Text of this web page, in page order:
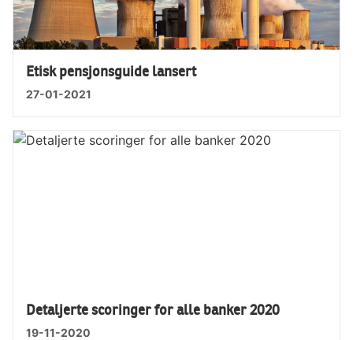
Etisk pensjonsguide lansert
27-01-2021
Detaljerte scoringer for alle banker 2020
19-11-2020